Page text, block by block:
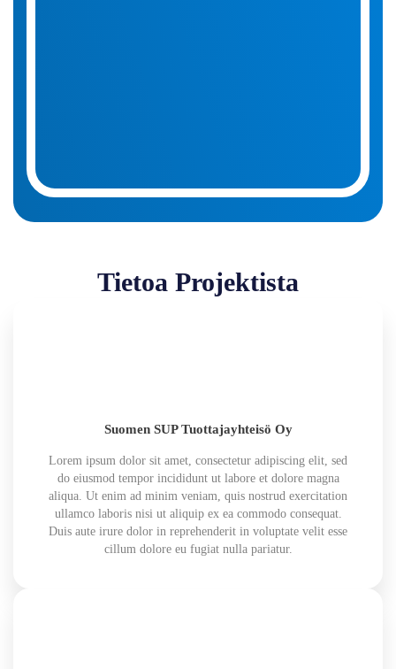
Tietoa Projektista
Suomen SUP Tuottajayhteisö Oy
Lorem ipsum dolor sit amet, consectetur adipiscing elit, sed
do eiusmod tempor incididunt ut labore et dolore magna
aliqua. Ut enim ad minim veniam, quis nostrud exercitation
ullamco laboris nisi ut aliquip ex ea commodo consequat.
Duis aute irure dolor in reprehenderit in voluptate velit esse
cillum dolore eu fugiat nulla pariatur.